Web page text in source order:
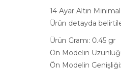
14 Ayar Altın
Ürün detayda
Ürün Gramı: 0.45 gr
Ön Modelin
Ön Modelin